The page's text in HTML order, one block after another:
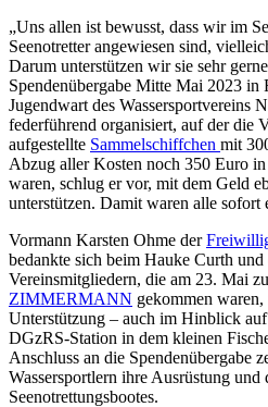
„Uns allen ist bewusst, dass wir im
Seenotretter angewiesen sind,
Darum unterstützen wir sie sehr
Spendenübergabe Mitte Mai 2023 in
Jugendwart des Wassersportvereins
federführend organisiert, auf der die
aufgestellte Sammelschiffchen mit
Abzug aller Kosten noch 350 Euro in
waren, schlug er vor, mit dem Geld
unterstützen. Damit waren alle sofort
Vormann Karsten Ohme der
bedankte sich beim Hauke Curth und
Vereinsmitgliedern, die am 23. Mai
ZIMMERMANN gekommen
Unterstützung – auch im Hinblick
DGzRS-Station in dem kleinen
Anschluss an die Spendenübergabe
Wassersportlern ihre Ausrüstung und
Seenotrettungsbootes.